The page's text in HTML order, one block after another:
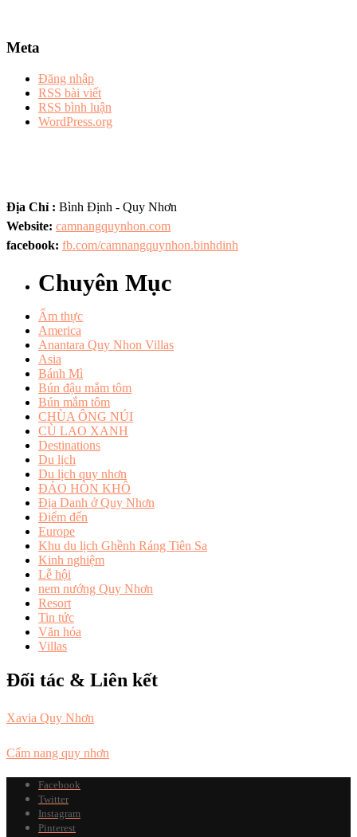
Meta
Đăng nhập
RSS bài viết
RSS bình luận
WordPress.org
Địa Chỉ : Bình Định - Quy Nhơn
Website: camnangquynhon.com
facebook: fb.com/camnangquynhon.binhdinh
Chuyên Mục
Ẩm thực
America
Anantara Quy Nhon Villas
Asia
Bánh Mì
Bún đậu mắm tôm
Bún mắm tôm
CHÙA ÔNG NÚI
CÙ LAO XANH
Destinations
Du lịch
Du lịch quy nhơn
ĐẢO HÒN KHÔ
Địa Danh ở Quy Nhơn
Điểm đến
Europe
Khu du lịch Ghềnh Ráng Tiên Sa
Kinh nghiệm
Lễ hội
nem nướng Quy Nhơn
Resort
Tin tức
Văn hóa
Villas
Đối tác & Liên kết
Xavia Quy Nhơn
Cẩm nang quy nhơn
Facebook
Twitter
Instagram
Pinterest